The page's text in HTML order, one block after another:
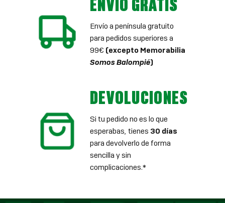
Envío a península gratuito
para pedidos superiores a
99€ (excepto Memorabilia
Somos Balompié)
DEVOLUCIONES
Si tu pedido no es lo que
esperabas, tienes 30 días
para devolverlo de forma
sencilla y sin
complicaciones.*